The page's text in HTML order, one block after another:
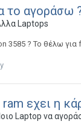
το αγοράσω
Laptops
3585 ? Το θέλω
εχει η
Laptop να